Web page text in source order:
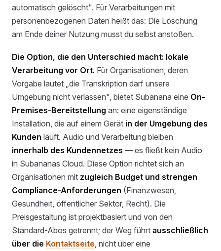
automatisch gelöscht". Für Verarbeitungen mit
personenbezogenen Daten heißt das: Die Löschung
am Ende deiner Nutzung musst du selbst anstoßen.
Die Option, die den Unterschied macht: lokale
Verarbeitung vor Ort. Für Organisationen, deren
Vorgabe lautet „die Transkription darf unsere
Umgebung nicht verlassen", bietet Subanana eine On-
Premises-Bereitstellung an: eine eigenständige
Installation, die auf einem Gerät in der Umgebung des
Kunden läuft. Audio und Verarbeitung bleiben
innerhalb des Kundennetzes — es fließt kein Audio
in Subananas Cloud. Diese Option richtet sich an
Organisationen mit zugleich Budget und strengen
Compliance-Anforderungen (Finanzwesen,
Gesundheit, öffentlicher Sektor, Recht). Die
Preisgestaltung ist projektbasiert und von den
Standard-Abos getrennt; der Weg führt ausschließlich
über die Kontaktseite , nicht über eine